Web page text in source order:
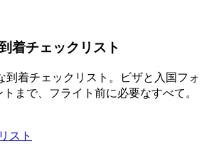
着チェックリスト
到着チェックリスト。ビザと入国フォ
まで、フライト前に必要なすべて。
スト